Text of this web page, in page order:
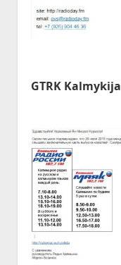
GTRK Kalmykija